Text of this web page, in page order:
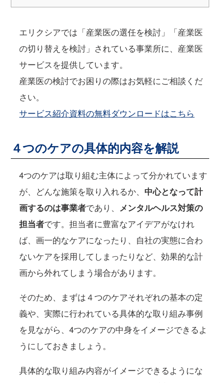
エリクシアでは「産業医の選任を検討」「産業医
の切り替えを検討」されている事業所に、産業医
サービスを提供しています。
産業医の検討でお困りの際はお気軽にご相談くだ
さい。
サービス紹介資料の無料ダウンロードはこちら
４つのケアの具体的内容を解説
4つのケアは取り組む主体によって分かれています
が、どんな施策を取り入れるか、 中心となって計
画するのは事業者であり、 メンタルヘルス対策の
担当者です。担当者に豊富なアイデアがなけれ
ば、画一的なケアになったり、自社の実態に合わ
ないケアを採用してしまったりなど、効果的な計
画から外れてしまう場合があります。
そのため、まずは４つのケアそれぞれの基本の定
義や、実際に行われている具体的な取り組み事例
を見ながら、4つのケアの中身をイメージできるよ
うにしておきましょう。
具体的な取り組み内容がイメージできるようにな